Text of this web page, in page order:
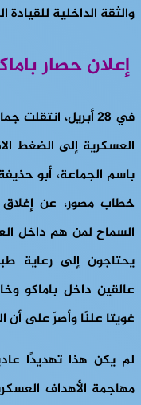
والثقة الداخلية
إعلان حصار
في 28 أبريل،
العسكرية إلى الضغط
باسم الجماعة، أبو
خطاب مصور، عن إغلاق
السماح لمن هم داخل
يحتاجون إلى رعاية
عالقين داخل باماكو
غويتا علنًا وأصرّ على
لم يكن هذا تهديدًا
مهاجمة الأهداف